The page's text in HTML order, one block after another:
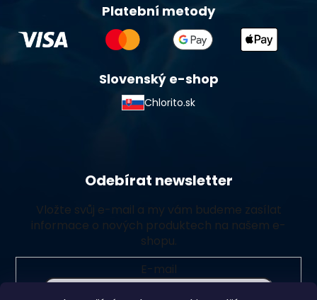
Platební metody
Slovenský e-shop
Chlorito.sk
Odebírat newsletter
Vložte svůj e-mail a my vám budeme zasílat
informace o nových produktech na našem e-
shopu.
E-mail